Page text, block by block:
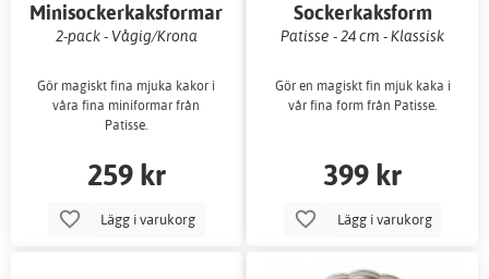
Minisockerkaksformar
2-pack - Vågig/Krona
Gör magiskt fina mjuka kakor i
våra fina miniformar från
Patisse.
259 kr
Lägg i varukorg
Sockerkaksform
Patisse - 24 cm - Klassisk
Gör en magiskt fin mjuk kaka i
vår fina form från Patisse.
399 kr
Lägg i varukorg